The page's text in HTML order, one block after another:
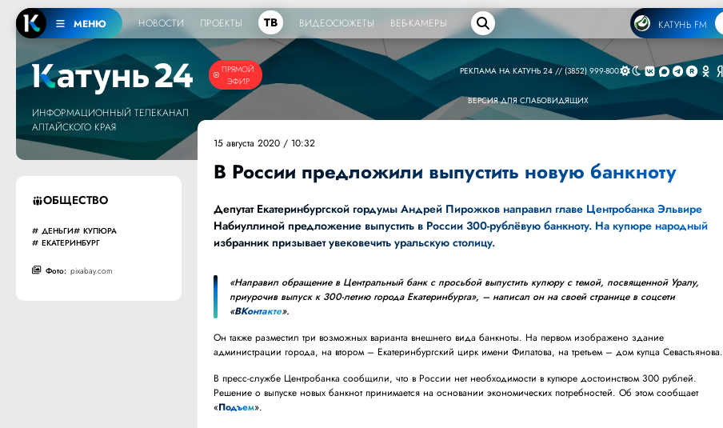
МЕНЮ НОВОСТИ ПРОЕКТЫ ТВ ВИДЕОСЮЖЕТЫ ВЕБ-КАМЕРЫ КАТУНЬ FM
ПРЯМОЙ
ЭФИР
ИНФОРМАЦИОННЫЙ ТЕЛЕКАНАЛ
АЛТАЙСКОГО КРАЯ
РЕКЛАМА НА КАТУНЬ 24 // (3852) 999-800
ВЕРСИЯ ДЛЯ СЛАБОВИДЯЩИХ
ОБЩЕСТВО
ДЕНЬГИ
КУПЮРА
ЕКАТЕРИНБУРГ
Фото: pixabay.com
15 августа 2020 / 10:32
В России предложили выпустить новую банкноту
Депутат Екатеринбургской гордумы Андрей Пирожков направил главе Центробанка Эльвире
Набиуллиной предложение выпустить в России 300-рублёвую банкноту. На купюре народный
избранник призывает увековечить уральскую столицу.
«Направил обращение в Центральный банк с просьбой выпустить купюру с темой, посвященной Уралу,
приурочив выпуск к 300-летию города Екатеринбурга», – написал он на своей странице в соцсети
«ВКонтакте».
Он также разместил три возможных варианта внешнего вида банкноты. На первом изображено здание
администрации города, на втором – Екатеринбургский цирк имени Филатова, на третьем – дом купца Севастьянова.
В пресс-службе Центробанка сообщили, что в России нет необходимости в купюре достоинством 300 рублей.
Решение о выпуске новых банкнот принимается на основании экономических потребностей. Об этом сообщает
«Подъем».